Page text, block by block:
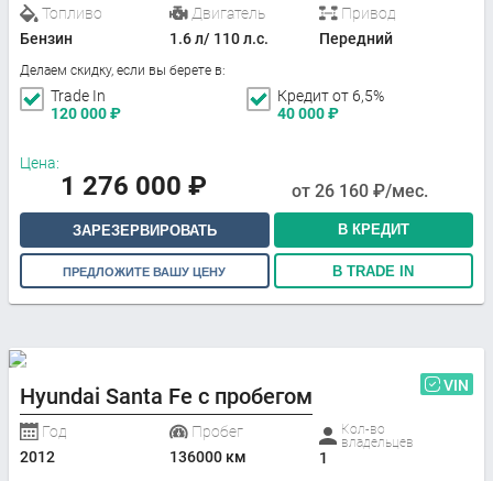
Топливо
Бензин
Двигатель
1.6 л/ 110 л.с.
Привод
Передний
Делаем скидку, если вы берете в:
Trade In
120 000₽
Кредит от 6,5%
40 000₽
Цена:
1 276 000 ₽ от 26 160 ₽/мес.
ЗАРЕЗЕРВИРОВАТЬ В КРЕДИТ
ПРЕДЛОЖИТЕ ВАШУ ЦЕНУ В TRADE IN
Hyundai Santa Fe с пробегом VIN
Год
2012
Пробег
136000 км
Кол-во
владельцев
1